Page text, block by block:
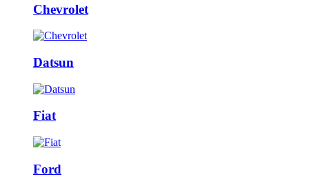
Chevrolet
Datsun
Fiat
Ford